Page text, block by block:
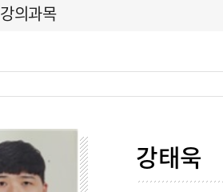
강의과목
강태욱